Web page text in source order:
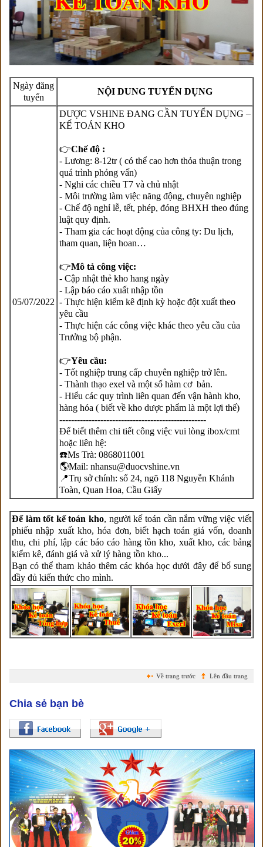
Ngày đăng
tuyển
NỘI DUNG TUYỂN DỤNG
05/07/2022
DƯỢC VSHINE ĐANG CẦN TUYỂN DỤNG –
KẾ TOÁN KHO
👉Chế độ :
- Lương: 8-12tr ( có thể cao hơn thỏa thuận trong
quá trình phỏng vấn)
- Nghi các chiều T7 và chủ nhật
- Môi trường làm việc năng động, chuyên nghiệp
- Chế độ nghỉ lễ, tết, phép, đóng BHXH theo đúng
luật quy định.
- Tham gia các hoạt động của công ty: Du lịch,
tham quan, liện hoan…
👉Mô tả công việc:
- Cập nhật thẻ kho hang ngày
- Lập báo cáo xuất nhập tồn
- Thực hiện kiểm kê định kỳ hoặc đột xuất theo
yêu cầu
- Thực hiện các công việc khác theo yêu cầu của
Trưởng bộ phận.
👉Yêu cầu:
- Tốt nghiệp trung cấp chuyên nghiệp trở lên.
- Thành thạo exel và một số hàm cơ bản.
- Hiểu các quy trình liên quan đến vận hành kho,
hàng hóa ( biết về kho dược phẩm là một lợi thế)
--------------------------------------------------
Để biết thêm chi tiết công việc vui lòng ibox/cmt
hoặc liên hệ:
☎️Ms Trà: 0868011001
🌎Mail: nhansu@duocvshine.vn
📍Trụ sở chính: số 24, ngõ 118 Nguyễn Khánh
Toàn, Quan Hoa, Cầu Giấy
Để làm tốt kế toán kho, người kế toán cần nắm vững việc viết
phiếu nhập xuất kho, hóa đơn, biết hạch toán giá vốn, doanh
thu, chi phí, lập các báo cáo hàng tồn kho, xuất kho, các bảng
kiểm kê, đánh giá và xử lý hàng tồn kho...
Bạn có thể tham khảo thêm các khóa học dưới đây để bổ sung
đầy đủ kiến thức cho mình.
Lên đầu trang
Về trang trước
Chia sẻ bạn bè